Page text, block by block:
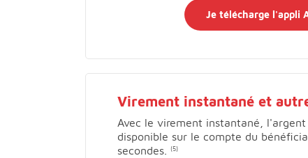
Je télécharge l'appli
Virement instantané et
Avec le virement instantané, l'argent
disponible sur le compte du
secondes.
(5)